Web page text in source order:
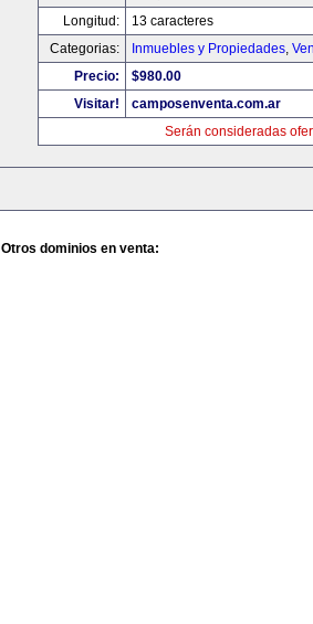
Longitud:
13 caracteres
Categorias:
Inmuebles y Propiedades,
Precio:
$980.00
Visitar!
camposenventa.com.ar
Serán consideradas
Otros dominios en venta: